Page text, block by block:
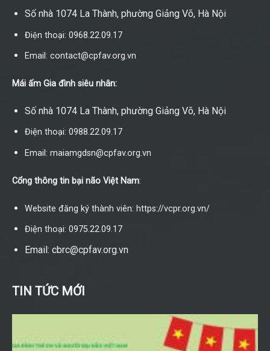
Số nhà 1074 La Thành, phường Giảng Võ, Hà Nội
Điện thoại: 0968.22.09.17
Email: contact@cpfav.org.vn
Mái ấm Gia đình siêu nhân:
Số nhà 1074 La Thành, phường Giảng Võ, Hà Nội
Điện thoại: 0988.22.09.17
Email: maiamgdsn@cpfav.org.vn
Cổng thông tin bại não Việt Nam:
Website đăng ký thành viên: https://vcpr.org.vn/
Điện thoại: 0975.22.09.17
Email: cbrc@cpfav.org.vn
TIN TỨC MỚI